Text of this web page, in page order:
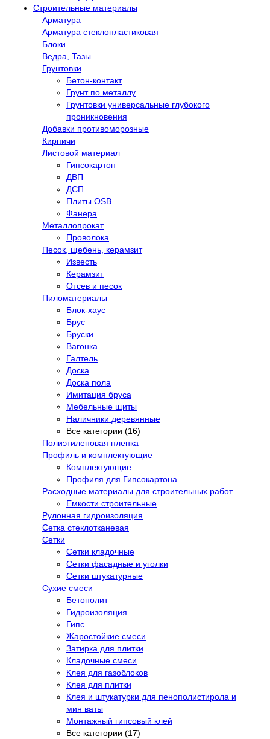
Строительные материалы
Арматура
Арматура стеклопластиковая
Блоки
Ведра, Тазы
Грунтовки
Бетон-контакт
Грунт по металлу
Грунтовки универсальные глубокого
проникновения
Добавки противоморозные
Кирпичи
Листовой материал
Гипсокартон
ДВП
ДСП
Плиты OSB
Фанера
Металлопрокат
Проволока
Песок, щебень, керамзит
Известь
Керамзит
Отсев и песок
Пиломатериалы
Блок-хаус
Брус
Бруски
Вагонка
Галтель
Доска
Доска пола
Имитация бруса
Мебельные щиты
Наличники деревянные
Все категории (16)
Полиэтиленовая пленка
Профиль и комплектующие
Комплектующие
Профиля для Гипсокартона
Расходные материалы для строительных работ
Емкости строительные
Рулонная гидроизоляция
Сетка стеклотканевая
Сетки
Сетки кладочные
Сетки фасадные и уголки
Сетки штукатурные
Сухие смеси
Бетонолит
Гидроизоляция
Гипс
Жаростойкие смеси
Затирка для плитки
Кладочные смеси
Клея для газоблоков
Клея для плитки
Клея и штукатурки для пенополистирола и
мин ваты
Монтажный гипсовый клей
Все категории (17)